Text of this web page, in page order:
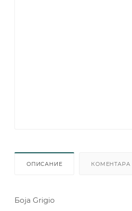
ОПИСАНИЕ КОМЕНТАРА
Боjа Grigio